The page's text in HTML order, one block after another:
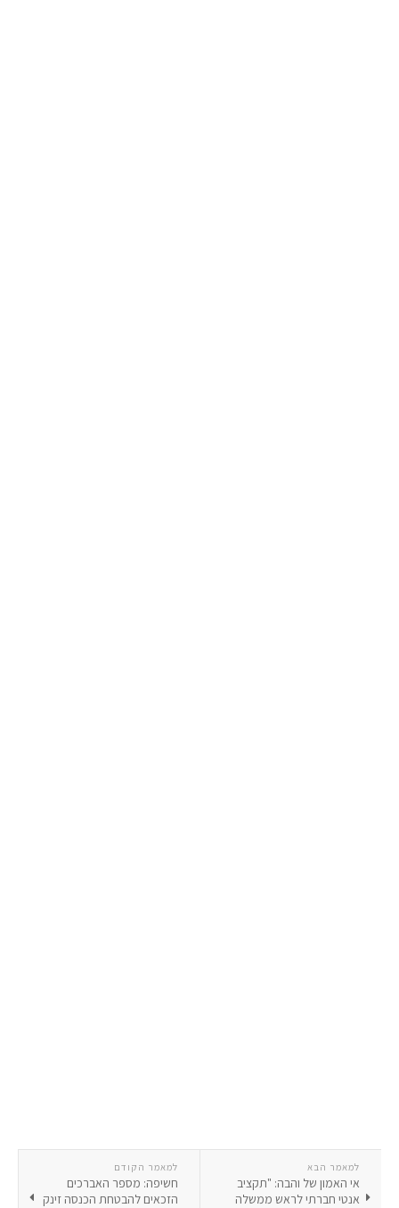
למאמר הקודם
חשיפה: מספר האברכים
הזכאים להבטחת הכנסה זינק
למאמר הבא
אי האמון של והבה: "תקציב
אנטי חברתי לראש ממשלה